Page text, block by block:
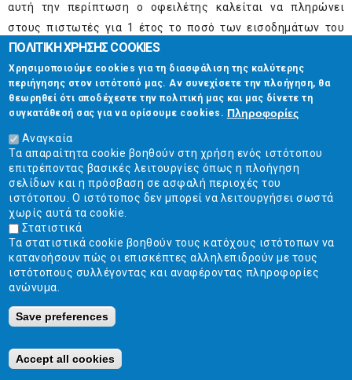
αυτή την περίπτωση ο οφειλέτης καλείται να πληρώνει
στους πιστωτές για 1 έτος το ποσό των εισοδημάτων του
που υπερβαίνει το 5-πλάσιο των
διαβίωσης.
ή
β) σε 3 έτη μετά την έκδοση της σχετικής δικαστικής
απόφασης, στην περίπτωση που ο οφειλέτης δεν διαθέτει
περιουσία ή διαθέτει περιουσία μικρής αξίας την οποία και
θα απολέσει κατά την πτώχευση. Σε αυτή την περίπτωση ο
οφειλέτης καλείται να πληρώνει στους πιστωτές για 3 έτη
το ποσό των εισοδημάτων του που υπερβαίνει τις
δαπάνες διαβίωσης
Σημειώνεται ότι ο οφειλέτης δεν υποχρεούται να πληρώσει
στους πιστωτές ποσά που είναι ακατάσχετα (π.χ. οριζόντιο
ακατάσχετο, ακατάσχετα κοινωνικά επιδόματα, ακατάσχετες
Ο οφειλέτηςδεν απαλλάσσεται
ΠΟΛΙΤΙΚΗ ΧΡΗΣΗΣ COOKIES
Χρησιμοποιούμε cookies για τη διασφάλιση της καλύτερης
περιήγησης στον ιστότοπό μας. Αν συνεχίσετε την πλοήγηση, θα
θεωρηθεί ότι αποδέχεστε την πολιτική μας και μας δίνετε τη
συγκατάθεσή σας για να ορίσουμε cookies. Πληροφορίες
Αναγκαία
Τα απαραίτητα cookie βοηθούν στη χρήση ενός ιστότοπου
επιτρέποντας βασικές λειτουργίες όπως η πλοήγηση
σελίδων και η πρόσβαση σε ασφαλή περιοχές του
ιστότοπου. Ο ιστότοπος δεν μπορεί να λειτουργήσει σωστά
χωρίς αυτά τα cookie.
Στατιστικά
Τα στατιστικά cookie βοηθούν τους κατόχους ιστότοπων να
κατανοήσουν πώς οι επισκέπτες αλληλεπιδρούν με τους
ιστότοπους συλλέγοντας και αναφέροντας πληροφορίες
ανώνυμα.
Save preferences
Accept all cookies